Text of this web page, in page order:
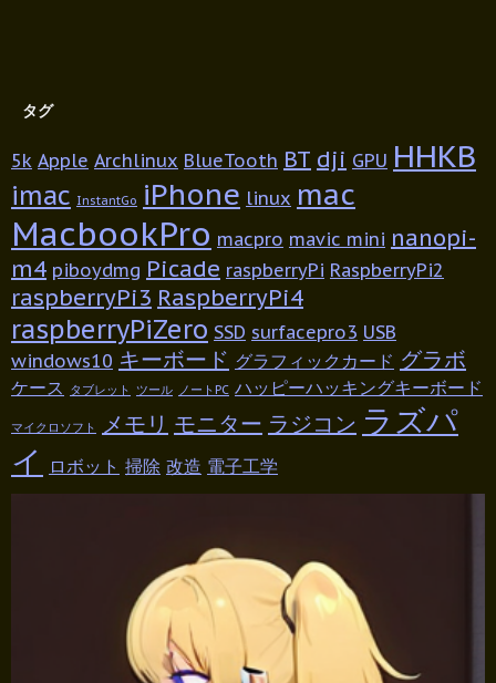
タグ
5k Apple Archlinux BlueTooth BT dji GPU HHKB
imac InstantGo iPhone linux mac
MacbookPro macpro mavic mini nanopi-
m4 piboydmg Picade raspberryPi RaspberryPi2
raspberryPi3 RaspberryPi4
raspberryPiZero SSD surfacepro3 USB
windows10 キーボード グラフィックカード グラボ
ケース タブレット ツール ノートPC ハッピーハッキングキーボード
マイクロソフト メモリ モニター ラジコン ラズパ
イ
ロボット 掃除 改造 電子工学